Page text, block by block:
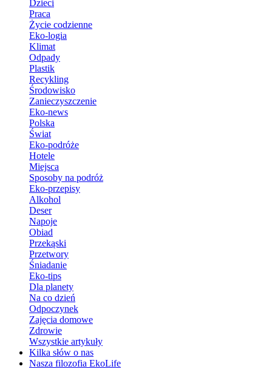
Dzieci
Praca
Życie codzienne
Eko-logia
Klimat
Odpady
Plastik
Recykling
Środowisko
Zanieczyszczenie
Eko-news
Polska
Świat
Eko-podróże
Hotele
Miejsca
Sposoby na podróż
Eko-przepisy
Alkohol
Deser
Napoje
Obiad
Przekąski
Przetwory
Śniadanie
Eko-tips
Dla planety
Na co dzień
Odpoczynek
Zajęcia domowe
Zdrowie
Wszystkie artykuły
Kilka słów o nas
Nasza filozofia EkoLife